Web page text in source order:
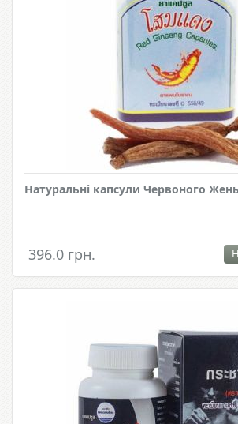
Натуральні капсули Червоного
396.0 грн.